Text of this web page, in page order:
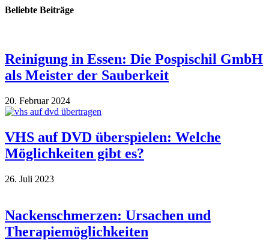
Beliebte Beiträge
Reinigung in Essen: Die Pospischil GmbH
als Meister der Sauberkeit
20. Februar 2024
VHS auf DVD überspielen: Welche
Möglichkeiten gibt es?
26. Juli 2023
Nackenschmerzen: Ursachen und
Therapiemöglichkeiten